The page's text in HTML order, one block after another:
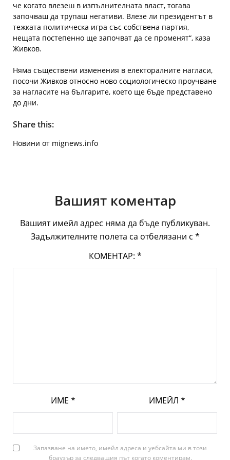
че когато влезеш в изпълнителната власт, тогава
започваш да трупаш негативи. Влезе ли президентът в
тежката политическа игра със собствена партия,
нещата постепенно ще започват да се променят“, каза
Живков.
Няма съществени изменения в електоралните нагласи,
посочи Живков относно ново социологическо проучване
за нагласите на българите, което ще бъде представено
до дни.
Share this:
Новини от mignews.info
Вашият коментар
Вашият имейл адрес няма да бъде публикуван.
Задължителните полета са отбелязани с *
КОМЕНТАР: *
ИМЕ * ИМЕЙЛ *
Запазване на името, имейл адреса и уебсайта ми в този
браузър за следващия път когато коментирам.